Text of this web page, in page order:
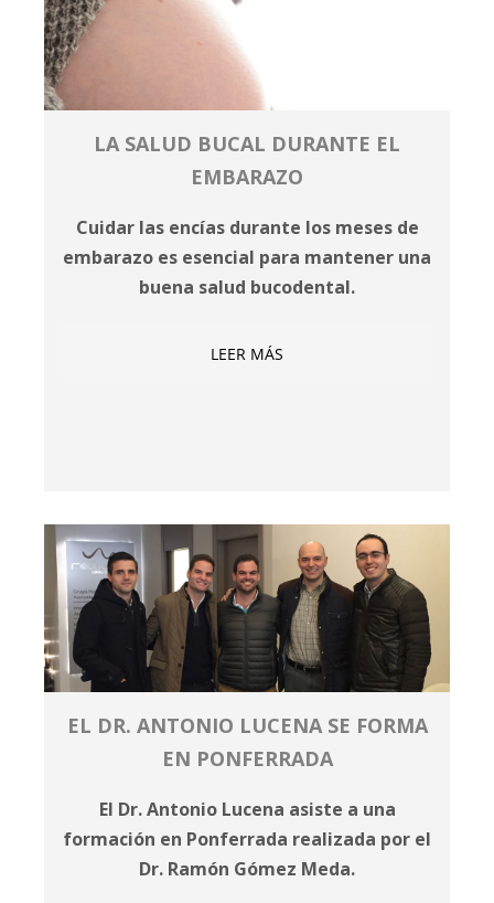
LA SALUD BUCAL DURANTE EL
EMBARAZO
Cuidar las encías durante los meses de
embarazo es esencial para mantener una
buena salud bucodental.
LEER MÁS
EL DR. ANTONIO LUCENA SE FORMA
EN PONFERRADA
El Dr. Antonio Lucena asiste a una
formación en Ponferrada realizada por el
Dr. Ramón Gómez Meda.